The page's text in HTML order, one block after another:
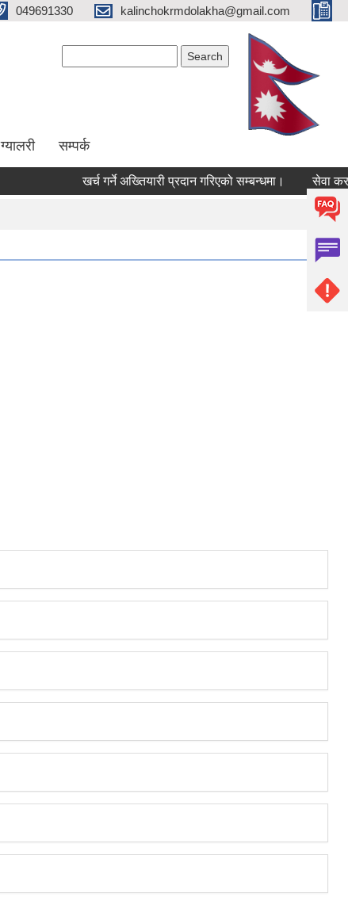
049691330 kalinchokrmdolakha@gmail.com
ग्यालरी सम्पर्क
खर्च गर्ने अख्तियारी प्रदान गरिएको सम्बन्धमा। सेवा